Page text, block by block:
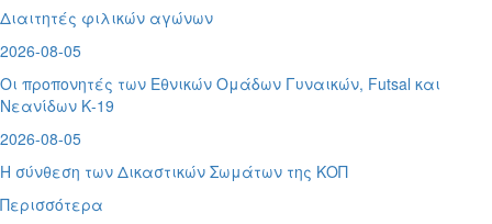
Διαιτητές φιλικών αγώνων
2026-08-05
Οι προπονητές των Εθνικών Ομάδων Γυναικών, Futsal και
Νεανίδων Κ-19
2026-08-05
Η σύνθεση των Δικαστικών Σωμάτων της ΚΟΠ
Περισσότερα